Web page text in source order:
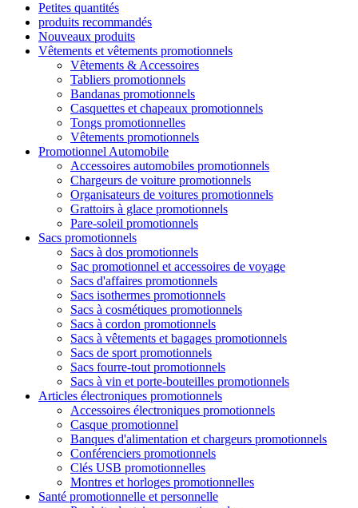
Petites quantités
produits recommandés
Nouveaux produits
Vêtements et vêtements promotionnels
Vêtements & Accessoires
Tabliers promotionnels
Bandanas promotionnels
Casquettes et chapeaux promotionnels
Tongs promotionnelles
Vêtements promotionnels
Promotionnel Automobile
Accessoires automobiles promotionnels
Chargeurs de voiture promotionnels
Organisateurs de voitures promotionnels
Grattoirs à glace promotionnels
Pare-soleil promotionnels
Sacs promotionnels
Sacs à dos promotionnels
Sac promotionnel et accessoires de voyage
Sacs d'affaires promotionnels
Sacs isothermes promotionnels
Sacs à cosmétiques promotionnels
Sacs à cordon promotionnels
Sacs à vêtements et bagages promotionnels
Sacs de sport promotionnels
Sacs fourre-tout promotionnels
Sacs à vin et porte-bouteilles promotionnels
Articles électroniques promotionnels
Accessoires électroniques promotionnels
Casque promotionnel
Banques d'alimentation et chargeurs promotionnels
Conférenciers promotionnels
Clés USB promotionnelles
Montres et horloges promotionnelles
Santé promotionnelle et personnelle